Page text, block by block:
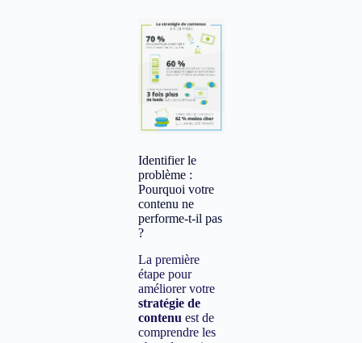
Identifier le
problème :
Pourquoi votre
contenu ne
performe-t-il pas
?
La première
étape pour
améliorer votre
stratégie de
contenu est de
comprendre les